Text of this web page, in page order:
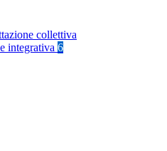
collettiva
integrativa 6